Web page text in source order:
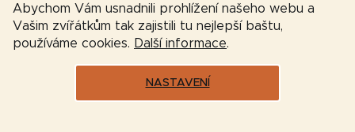
Abychom Vám usnadnili prohlížení našeho webu a
Vašim zvířátkům tak zajistili tu nejlepší baštu,
používáme cookies. Další informace.
NASTAVENÍ